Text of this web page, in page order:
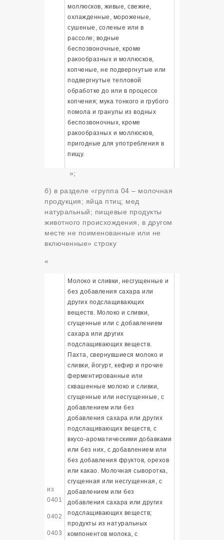
моллюсков, живые, свежие,
охлажденные, мороженые,
сушеные, соленые или в
рассоле; водные
беспозвоночные, кроме
ракообразных и моллюсков,
копченые, не подвергнутые или
подвергнутые тепловой
обработке до или в процессе
копчения; мука тонкого и грубого
помола и гранулы из водных
беспозвоночных, кроме
ракообразных и моллюсков,
пригодные для употребления в
пищу.
»;
б) в разделе «группа 04 – молочная
продукция; яйца птиц; мед
натуральный; пищевые продукты
животного происхождения, в другом
месте не поименованные или не
включенные» строку
«
из
0401
0402
0403
Молоко и сливки, несгущенные и
без добавления сахара или
других подслащивающих
веществ. Молоко и сливки,
сгущенные или с добавлением
сахара или других
подслащивающих веществ.
Пахта, свернувшиеся молоко и
сливки, йогурт, кефир и прочие
ферментированные или
сквашенные молоко и сливки,
сгущенные или несгущенные, с
добавлением или без
добавления сахара или других
подслащивающих веществ, с
вкусо-ароматическими добавками
или без них, с добавлением или
без добавления фруктов, орехов
или какао. Молочная сыворотка,
сгущенная или несгущенная, с
добавлением или без
добавления сахара или других
подслащивающих веществ;
продукты из натуральных
компонентов молока, с